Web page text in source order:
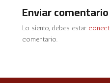
Enviar comentario
Lo siento, debes estar
comentario.